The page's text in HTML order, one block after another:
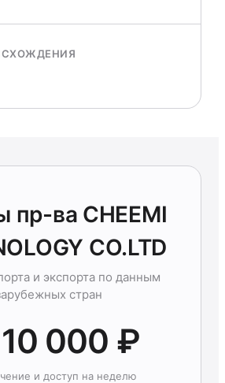
пр-ва CHEEMI
CO.LTD
и экспорта по данным
стран
000 ₽
и доступ на неделю